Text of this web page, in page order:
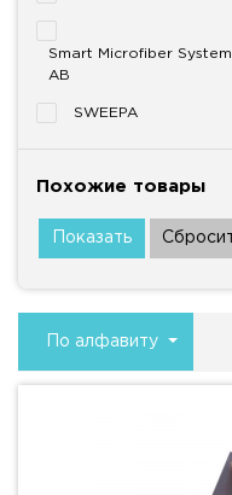
Smart Microfiber System
AB
SWEEPA
Похожие товары
По алфавиту